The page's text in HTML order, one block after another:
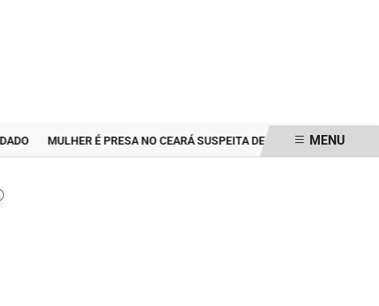
MULHER É PRESA NO CEARÁ SUSPEITA DE GRAVAR VÍDEO ÍNTIMO
MENU